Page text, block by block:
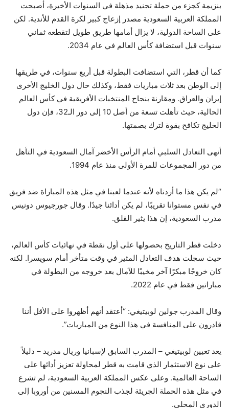
بنزيمة كجزء من حملة تجنيد مذهلة في السنوات الأخيرة، أصبحت
المملكة العربية السعودية مصدر إزعاج كبير لكرة القدم للأندية. لكن
على الساحة الدولية، لا يزال أمامها طريق طويل لتقطعه ثماني
سنوات قبل استضافة كأس العالم في عام 2034.
كما أن قطر، التي استضافت البطولة قبل أربع سنوات، في طريقها
إلى الوطن بعد ثلاث مباريات فقط، وكذلك حال دول الخليج الأخرى
إيران والعراق. ومقارنة بنجاح المنتخبات الأفريقية في كأس العالم
الحالية، حيث تأهلت تسعة من أصل 10 إلى دور الـ32، فإن دول
الخليج تكافح بقوة لترك بصمتها.
أنهى التعادل السلبي أمام الرأس الأخضر آمال السعودية في التأهل
من دور المجموعات للمرة الأولى منذ عام 1994.
“لم يكن هذا ما أردناه لأنه عندما لعبنا في مثل هذه المباراة ضد فريق
في نفس مستوانا تقريبًا، لم يكن أدائنا جيدًا. وقال جورجيوس دونيس
مدرب السعودية، إن هذا يثير القلق.
دخلت قطر التاريخ بحصولها على أول نقطة في نهائيات كأس العالم،
حيث سجلت هدف التعادل المثير في وقت متأخر أمام سويسرا. لكنه
كان خروجًا مبكرًا آخر مخيبًا للآمال بعد خروجه من البطولة في
مباراتين فقط في عام 2022.
وقال المدرب جولين لوبيتيغي: “أعتقد أنهم أظهروا على الأقل أننا
قادرون على المنافسة في هذا النوع من المباريات”.
يعد تعيين لوبيتيغي – المدرب السابق لإسبانيا وريال مدريد – دليلاً
على نوع الاستثمار الذي قامت به قطر لمحاولة تعزيز أدائها على
الساحة العالمية. وعلى عكس المملكة العربية السعودية، لم تشرع
في مثل هذه الحملة الجريئة لجذب النجوم المسنين من أوروبا إلى
الدوري المحلي.